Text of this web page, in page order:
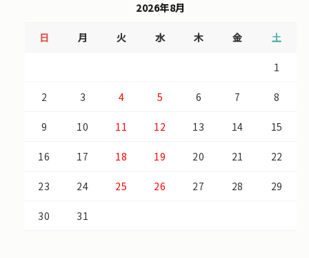
2026年8月
日 月 火 水 木 金 土
1
2 3 4 5 6 7 8
9 10 11 12 13 14 15
16 17 18 19 20 21 22
23 24 25 26 27 28 29
30 31